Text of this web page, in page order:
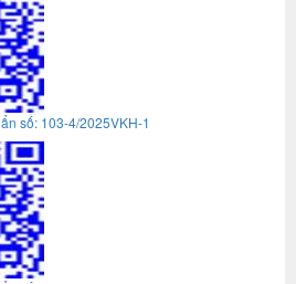
số: 103-4/2025VKH-1